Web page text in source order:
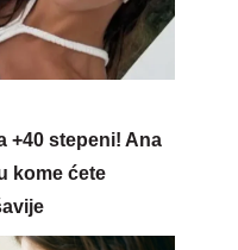
+40 stepeni! Ana
kome ćete